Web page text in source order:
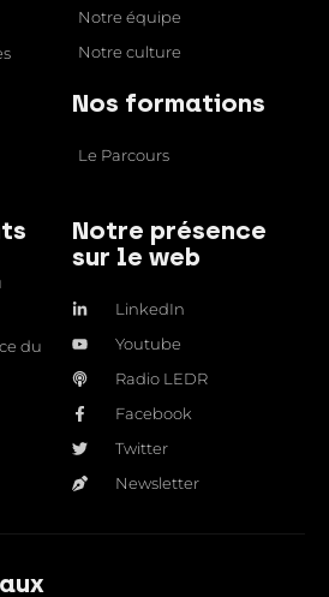
Notre équipe
Notre culture
Nos formations
Le Parcours
du
Notre présence
sur le web
LinkedIn
Youtube
Radio LEDR
Facebook
Twitter
Newsletter